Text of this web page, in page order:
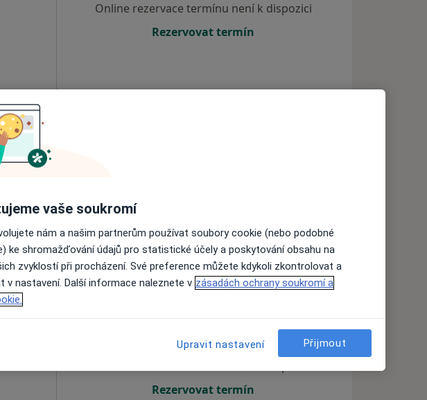
Online rezervace termínu není k dispozici
Rezervovat termín
Rezervovat termín
vaše soukromí
nám a našim partnerům používat soubory cookie (nebo podobné
ke shromažďování údajů pro statistické účely a poskytování obsahu na
zvyklostí při procházení. Své preference můžete kdykoli zkontrolovat a
v nastavení. Další informace naleznete v zásadách ochrany soukromí a
Upravit nastavení Přijmout